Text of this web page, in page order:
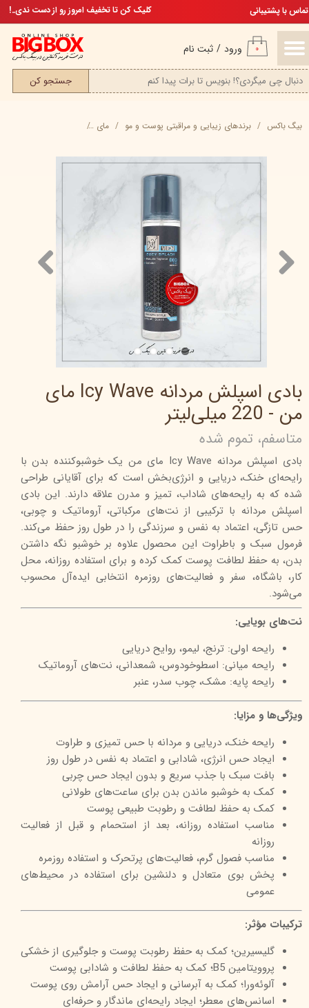
ورود / ثبت نام
حساب کاربری من
تغییر گذر واژه
سفارشات
خروج از حساب کاربری
۰
جستجو کن
تخفیف ویژه، برای مامان خوشگلمکلیک کن تا تخفیف امروز رو از دست ندی..! تماس با پشتیبانی
بیگ باکس برند‌های زیبایی و مراقبتی پوست و مو مای
بادی اسپلش مردانه Icy Wave مای
من - 220 میلی‌لیتر
متاسفم، تموم شده
بادی اسپلش مردانه Icy Wave مای من یک خوشبوکننده بدن با
رایحه‌ای خنک، دریایی و انرژی‌بخش است که برای آقایانی طراحی
شده که به رایحه‌های شاداب، تمیز و مدرن علاقه دارند. این بادی
اسپلش مردانه با ترکیبی از نت‌های مرکباتی، آروماتیک و چوبی،
حس تازگی، اعتماد به نفس و سرزندگی را در طول روز حفظ می‌کند.
فرمول سبک و باطراوت این محصول علاوه بر خوشبو نگه داشتن
بدن، به حفظ لطافت پوست کمک کرده و برای استفاده روزانه، محل
کار، باشگاه، سفر و فعالیت‌های روزمره انتخابی ایده‌آل محسوب
می‌شود.
نت‌های بویایی:
رایحه اولی: ترنج، لیمو، روایح دریایی
رایحه میانی: اسطوخودوس، شمعدانی، نت‌های آروماتیک
رایحه پایه: مشک، چوب سدر، عنبر
ویژگی‌ها و مزایا:
رایحه خنک، دریایی و مردانه با حس تمیزی و طراوت
ایجاد حس انرژی، شادابی و اعتماد به نفس در طول روز
بافت سبک با جذب سریع و بدون ایجاد حس چربی
کمک به خوشبو ماندن بدن برای ساعت‌های طولانی
کمک به حفظ لطافت و رطوبت طبیعی پوست
مناسب استفاده روزانه، بعد از استحمام و قبل از فعالیت
روزانه
مناسب فصول گرم، فعالیت‌های پرتحرک و استفاده روزمره
پخش بوی متعادل و دلنشین برای استفاده در محیط‌های
عمومی
ترکیبات مؤثر:
گلیسیرین؛ کمک به حفظ رطوبت پوست و جلوگیری از خشکی
پروویتامین B5؛ کمک به حفظ لطافت و شادابی پوست
آلوئه‌ورا؛ کمک به آبرسانی و ایجاد حس آرامش روی پوست
اسانس‌های معطر؛ ایجاد رایحه‌ای ماندگار و حرفه‌ای